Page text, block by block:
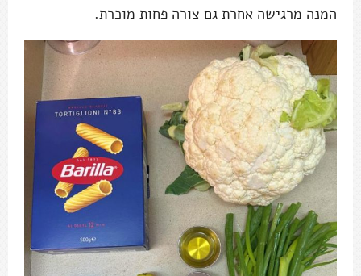
המנה מרגישה אחרת גם צורה פחות מוכרת.